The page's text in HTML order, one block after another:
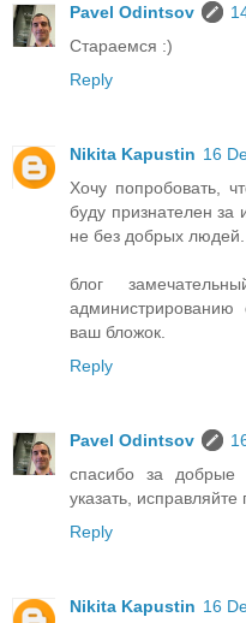
Pavel Odintsov
Стараемся :)
Reply
Nikita Kapustin 16
Хочу попробовать,
буду признателен за
не без добрых людей.
блог
ваш бложок.
Reply
Pavel Odintsov
спасибо за
указать,
Reply
Nikita Kapustin 16